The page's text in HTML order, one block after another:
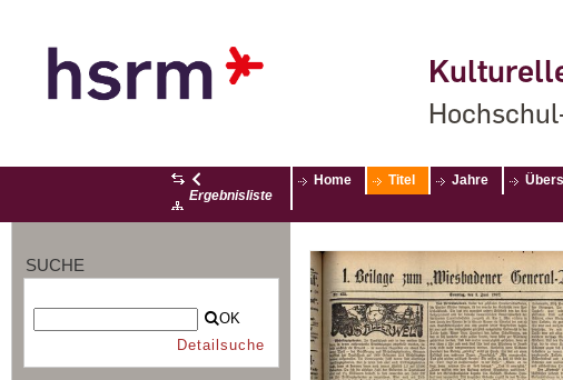
Ergebnisliste
Home Titel Jahre
SUCHE
OK
Detailsuche